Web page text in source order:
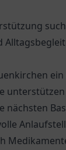
nächsten